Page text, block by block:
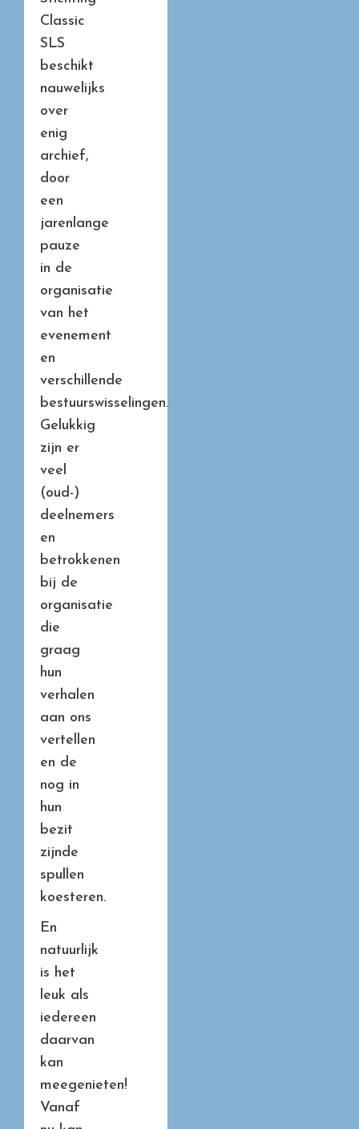
Classic
SLS
beschikt
nauwelijks
over
enig
archief,
door
een
jarenlange
pauze
in de
organisatie
van het
evenement
en
verschillende
bestuurswisselingen.
Gelukkig
zijn er
veel
(oud-)
deelnemers
en
betrokkenen
bij de
organisatie
die
graag
hun
verhalen
aan ons
vertellen
en de
nog in
hun
bezit
zijnde
spullen
koesteren.
En
natuurlijk
is het
leuk als
iedereen
daarvan
kan
meegenieten!
Vanaf